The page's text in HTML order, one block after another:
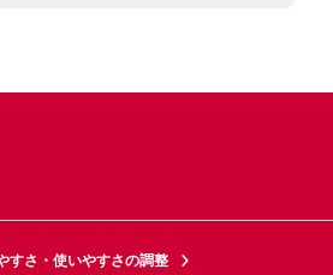
すさ・使いやすさの調整